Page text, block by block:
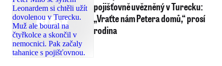
pojišťovně uvězněný v Turecku:
„Vraťte nám Petera domů,“ prosí
rodina